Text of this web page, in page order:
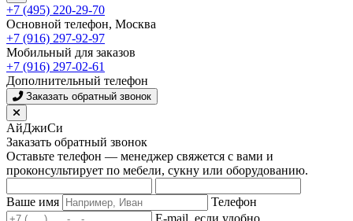
+7 (495) 220-29-70
Основной телефон, Москва
+7 (916) 297-92-97
Мобильный для заказов
+7 (916) 297-02-61
Дополнительный телефон
Заказать обратный звонок
АйДжиСи
Заказать обратный звонок
Оставьте телефон — менеджер свяжется с вами и
проконсультирует по мебели, сукну или оборудованию.
Ваше имя
Телефон